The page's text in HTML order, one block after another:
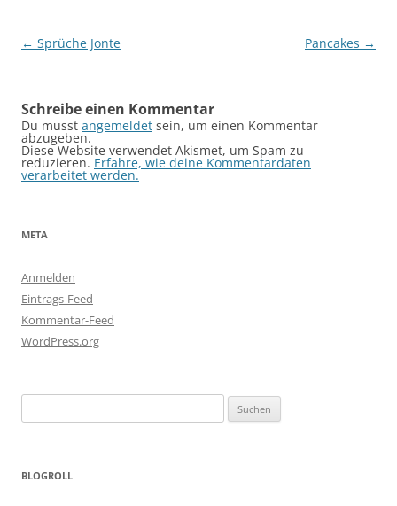
Beitragsnavigation
← Sprüche Jonte Pancakes →
Schreibe einen Kommentar
Du musst angemeldet sein, um einen Kommentar
abzugeben.
Diese Website verwendet Akismet, um Spam zu
reduzieren. Erfahre, wie deine Kommentardaten
verarbeitet werden.
META
Anmelden
Eintrags-Feed
Kommentar-Feed
WordPress.org
nach:
BLOGROLL